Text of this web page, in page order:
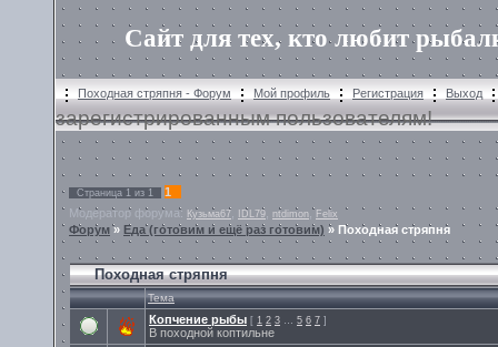
Сайт для тех, кто любит
Походная стряпня - Форум Мой профиль Регистрация Выход
зарегистрированным пользователям!
Страница 1 из 1
1
Модератор форума: Кузьма67 IDL79 ntdimon , Felix
Форум» Еда (готовим и ещё раз готовим) » Походная стряпня
Походная стряпня
Тема
Копчение рыбы [ 1 2 3 … 5 6 7 ]
В походной коптильне